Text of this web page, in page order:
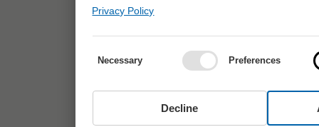
Privacy Policy
Necessary Preferences
Decline